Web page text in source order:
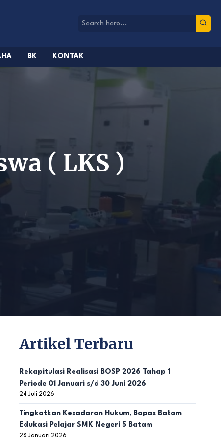
BK KONTAK
( LKS )
Artikel Terbaru
Rekapitulasi Realisasi BOSP 2026 Tahap 1
Periode 01 Januari s/d 30 Juni 2026
24 Juli 2026
Tingkatkan Kesadaran Hukum, Bapas Batam
Edukasi Pelajar SMK Negeri 5 Batam
28 Januari 2026